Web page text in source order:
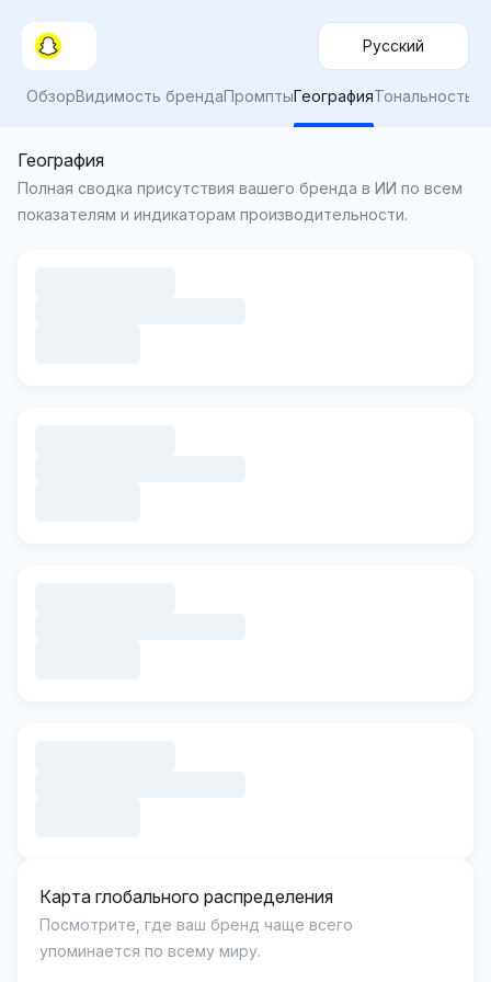
Русский
ОбзорВидимость брендаПромптыГеографияТональность
География
Полная сводка присутствия вашего бренда в ИИ по всем
показателям и индикаторам производительности.
Карта глобального распределения
Посмотрите, где ваш бренд чаще всего
упоминается по всему миру.